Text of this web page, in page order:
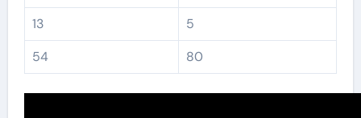
13
5
54
80